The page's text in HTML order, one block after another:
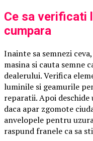
Ce sa verificati
cumpara
Inainte sa semnezi
masina si cauta semne
dealerului. Verifica
luminile si geamurile
reparatii. Apoi
daca apar zgomote
anvelopele pentru
raspund franele ca sa